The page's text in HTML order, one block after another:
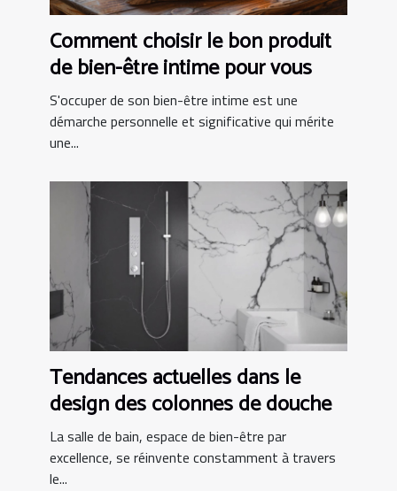
Comment choisir le bon produit
de bien-être intime pour vous
S'occuper de son bien-être intime est une
démarche personnelle et significative qui mérite
une...
Tendances actuelles dans le
design des colonnes de douche
La salle de bain, espace de bien-être par
excellence, se réinvente constamment à travers
le...